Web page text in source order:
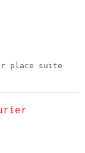
place suite